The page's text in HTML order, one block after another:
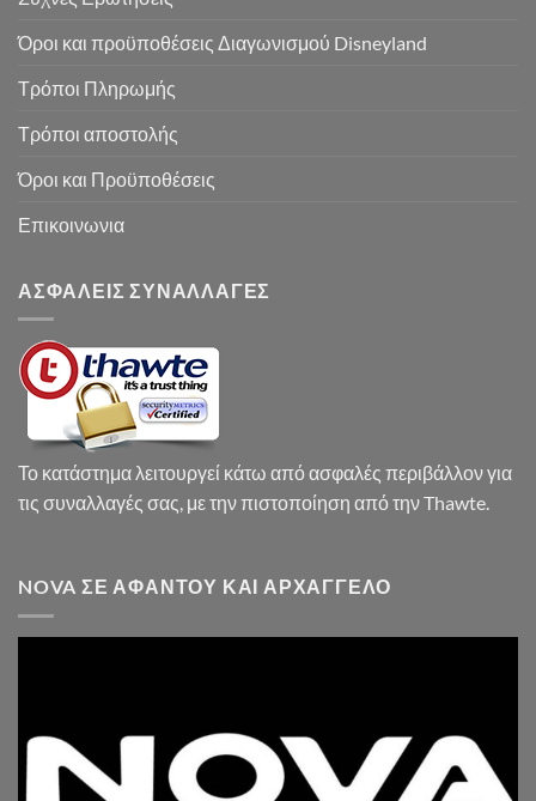
Όροι και προϋποθέσεις Διαγωνισμού Disneyland
Τρόποι Πληρωμής
Τρόποι αποστολής
Όροι και Προϋποθέσεις
Επικοινωνια
ΑΣΦΑΛΕΙΣ ΣΥΝΑΛΛΑΓΕΣ
Το κατάστημα λειτουργεί κάτω από ασφαλές περιβάλλον για
τις συναλλαγές σας, με την πιστοποίηση από την Thawte.
NOVA ΣΕ ΑΦΆΝΤΟΥ ΚΑΙ ΑΡΧΆΓΓΕΛΟ